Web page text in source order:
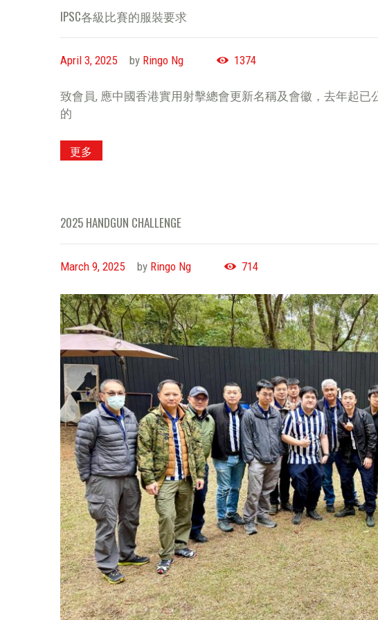
IPSC各級比賽的服裝要求
April 3, 2025 by Ringo Ng 1374
致會員, 應中國香港實用射擊總會更新名稱及會徽，去年起
的
更多
2025 HANDGUN CHALLENGE
March 9, 2025 by Ringo Ng 714